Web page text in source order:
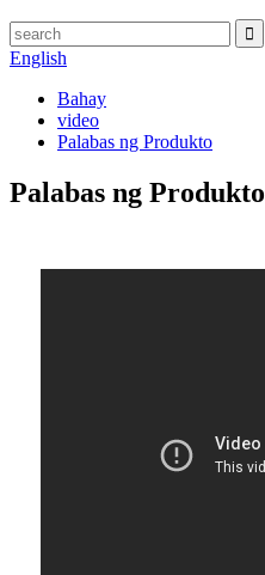
English
Bahay
video
Palabas ng Produkto
Palabas ng Produkto